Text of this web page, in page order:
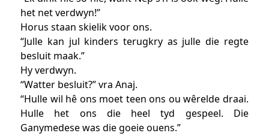
het net verdwyn!”
Horus staan skielik voor ons.
“Julle kan jul kinders terugkry as julle die regte
besluit maak.”
Hy verdwyn.
“Watter besluit?” vra Anaj.
“Hulle wil hê ons moet teen ons ou wêrelde draai.
Hulle het ons die heel tyd gespeel. Die
Ganymedese was die goeie ouens.”